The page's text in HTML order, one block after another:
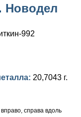
Новодел
992
20,7043 г.
справа вдоль